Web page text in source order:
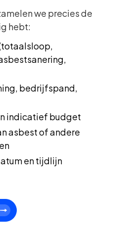
we precies de
hebt:
bedrijfspand,
indicatief budget
asbest of andere
en tijdlijn